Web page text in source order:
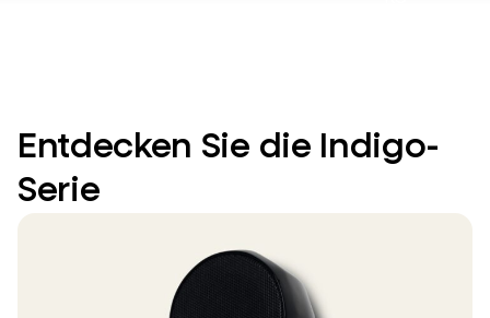
Entdecken Sie die Indigo-
Serie